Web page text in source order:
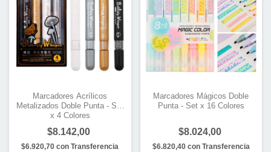
Marcadores Acrílicos
Metalizados Doble Punta - Set
x 4 Colores
$8.142,00
$6.920,70con Transferencia
Marcadores Mágicos Doble
Punta - Set x 16 Colores
$8.024,00
$6.820,40 con Transferencia